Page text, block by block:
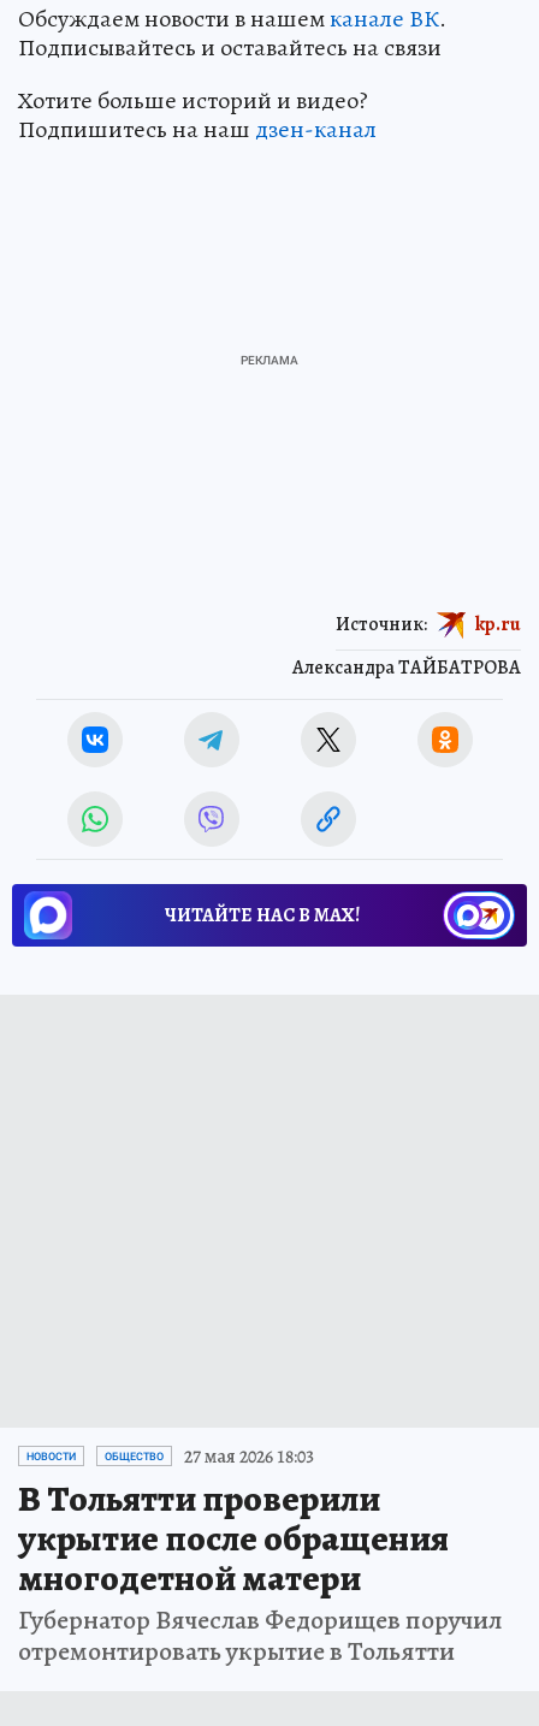
Обсуждаем новости в нашемканале ВК.
Подписывайтесь и оставайтесь на связи
Хотите больше историй и видео?
Подпишитесь на наш дзен-канал
Александра ТАЙБАТРОВА
Источник: kp.ru
ЧИТАЙТЕ НАС В МАХ!
НОВОСТИ ОБЩЕСТВО 27 мая 2026 18:03
В Тольятти проверили
укрытие после обращения
многодетной матери
Губернатор Вячеслав Федорищев поручил
отремонтировать укрытие в Тольятти